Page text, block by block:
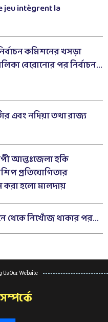
jeu intègrent la
কমিশনের খসড়া
বেরোনোর পর নির্বাচন...
এবং নদিয়া তথা রাজ্য
আন্তঃজেলা হকি
প্রতিযোগিতার
হলো মালদায়
থেকে নিখোঁজ থাকার পর...
Us Our Website